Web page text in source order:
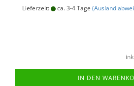
Lieferzeit: ca. 3-4 Tage (Ausland
IN DEN